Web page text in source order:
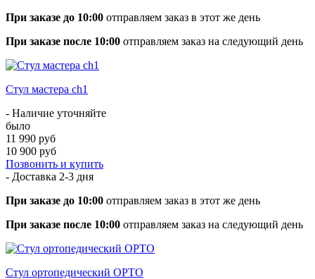
При заказе до 10:00 отправляем заказ в этот же день
При заказе после 10:00 отправляем заказ на следующий день
Стул мастера ch1
- Наличие уточняйте
было
11 990 руб
10 900 руб
Позвонить и купить
- Доставка 2-3 дня
При заказе до 10:00 отправляем заказ в этот же день
При заказе после 10:00 отправляем заказ на следующий день
Стул ортопедический ОРТО